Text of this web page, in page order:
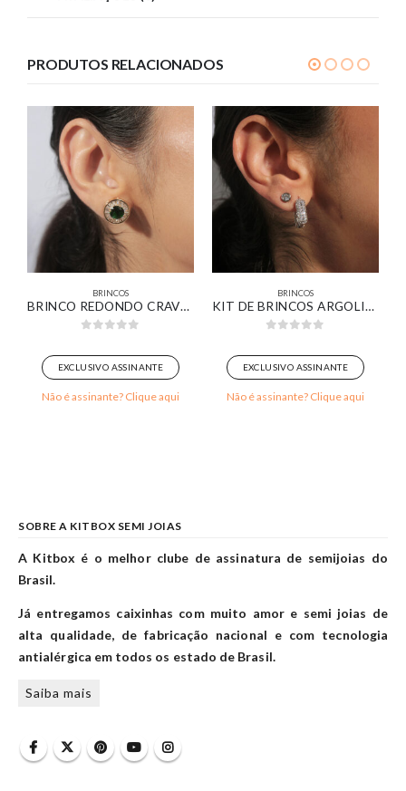
PRODUTOS RELACIONADOS
BRINCOS
BRINCO REDONDO CRAVEJADO COM ZIRCÔNIA ESMERALDA BANHADO EM OURO 18K
EXCLUSIVO ASSINANTE
Não é assinante? Clique aqui
BRINCOS
KIT DE BRINCOS ARGOLINHA PAVÊ E PONTO DE LUZ BANHADO EM OURO BRANCO
EXCLUSIVO ASSINANTE
Não é assinante? Clique aqui
SOBRE A KITBOX SEMI JOIAS
A Kitbox é o melhor clube de assinatura de semijoias do
Brasil.
Já entregamos caixinhas com muito amor e semi joias de
alta qualidade, de fabricação nacional e com tecnologia
antialérgica em todos os estado de Brasil.
Saiba mais